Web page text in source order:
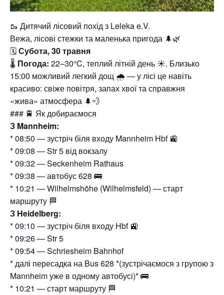
🥾 Дитячий лісовий похід з Leleka e.V.
Вежа, лісові стежки та маленька пригода 🌲🌿
🗓Субота, 30 травня
🌡 Погода: 22–30°C, теплий літній день ☀️. Близько
15:00 можливий легкий дощ 🌧 — у лісі це навіть
красиво: свіже повітря, запах хвої та справжня
«жива» атмосфера 🌲💨
### 🚆 Як добираємося
З Mannheim:
* 08:50 — зустріч біля входу Mannheim Hbf 🚉
* 09:08 — Str 5 від вокзалу
* 09:32 — Seckenheim Rathaus
* 09:38 — автобус 628 🚌
* 10:21 — Wilhelmshöhe (Wilhelmsfeld) — старт
маршруту 🏁
З Heidelberg:
* 09:10 — зустріч біля входу Hbf 🚉
* 09:26 — Str 5
* 09:54 — Schriesheim Bahnhof
* далі пересадка на Bus 628 *(зустрічаємося з групою з
Mannheim уже в одному автобусі)* 🚌
* 10:21 — старт маршруту 🏁